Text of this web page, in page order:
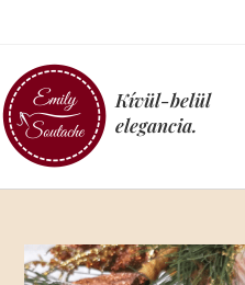
Kívül-belül
elegancia.